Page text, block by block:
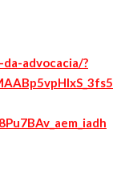
advocacia/?